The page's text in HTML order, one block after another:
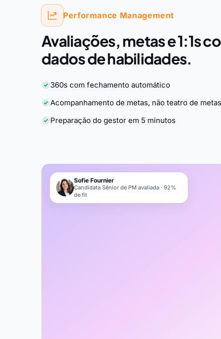
Performance Management
Avaliações, metas e 1:1s
dados de habilidades.
360s com fechamento automático
Acompanhamento de metas, não teatro de metas
Preparação do gestor em 5 minutos
Sofie Fournier
Candidata Sênior de PM avaliada · 92%
de fit